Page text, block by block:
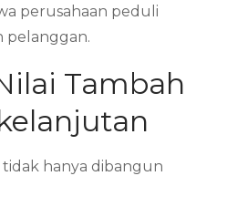
perusahaan peduli
pelanggan.
Tambah
hanya dibangun